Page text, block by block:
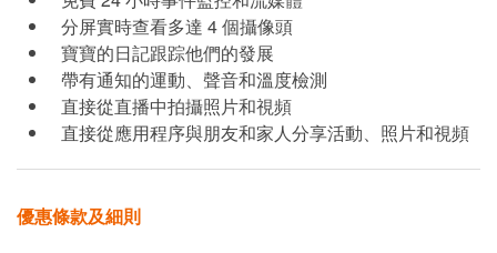
分屏實時查看多達 4 個攝像頭
寶寶的日記跟踪他們的發展
帶有通知的運動、聲音和溫度檢測
直接從直播中拍攝照片和視頻
直接從應用程序與朋友和家人分享活動、照片和視頻
優惠條款及細則